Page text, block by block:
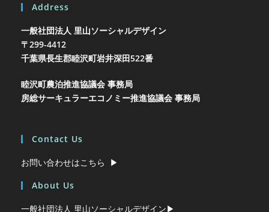
Address
一般社団法人 里山ソーシャルデザイン
〒299-4412
千葉県長生郡睦沢町岩井深田522番
睦沢町農泊推進協議会 事務局
房総サーキュラーエコノミー推進協議会 事務局
Contact Us
お問い合わせはこちら ▶︎
About Us
一般社団法人 里山ソーシャルデザイン▶︎